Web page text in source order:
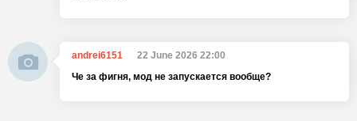
andrei6151
22 June 2026 22:00
Че за фигня, мод не запускается вообще?